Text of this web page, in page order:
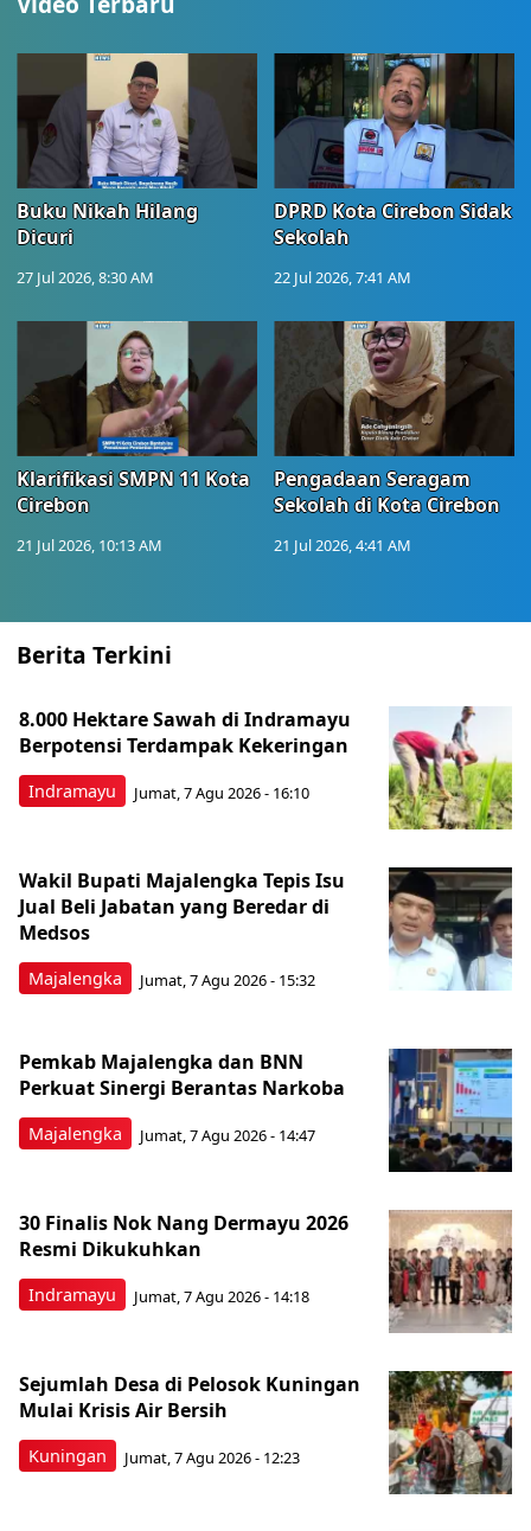
Buku Nikah Hilang
Dicuri
27 Jul 2026, 8:30 AM
DPRD Kota Cirebon Sidak
Sekolah
22 Jul 2026, 7:41 AM
Klarifikasi SMPN 11 Kota
Cirebon
21 Jul 2026, 10:13 AM
Pengadaan Seragam
Sekolah di Kota Cirebon
21 Jul 2026, 4:41 AM
Berita Terkini
Indramayu
8.000 Hektare Sawah di Indramayu
Berpotensi Terdampak Kekeringan
Jumat, 7 Agu 2026 - 16:10
Majalengka
Wakil Bupati Majalengka Tepis Isu
Jual Beli Jabatan yang Beredar di
Medsos
Jumat, 7 Agu 2026 - 15:32
Majalengka
Pemkab Majalengka dan BNN
Perkuat Sinergi Berantas Narkoba
Jumat, 7 Agu 2026 - 14:47
Indramayu
30 Finalis Nok Nang Dermayu 2026
Resmi Dikukuhkan
Jumat, 7 Agu 2026 - 14:18
Kuningan
Sejumlah Desa di Pelosok Kuningan
Mulai Krisis Air Bersih
Jumat, 7 Agu 2026 - 12:23